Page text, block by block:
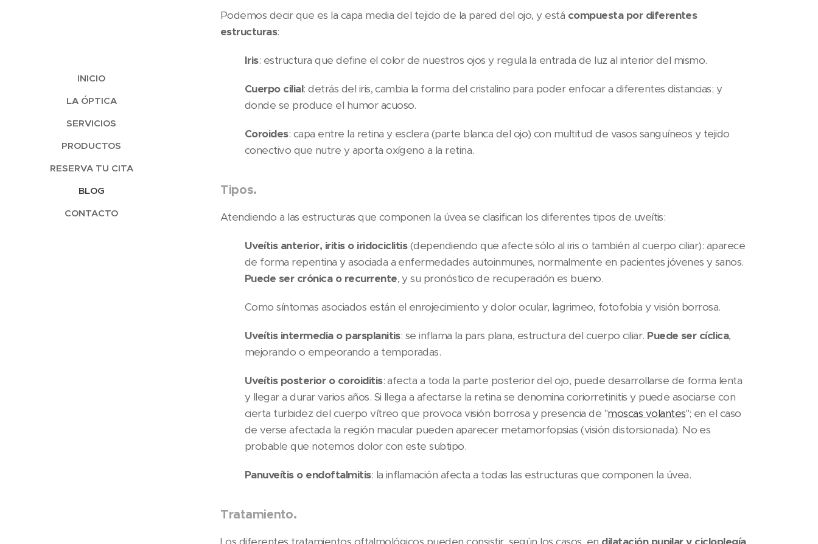
INICIO
LA ÓPTICA
SERVICIOS
PRODUCTOS
RESERVA TU CITA
BLOG
CONTACTO
Podemos decir que es la capa media del tejido de la pared del ojo, y está compuesta por diferentes
estructuras:
Iris: estructura que define el color de nuestros ojos y regula la entrada de luz al interior del mismo.
Cuerpo cilial: detrás del iris, cambia la forma del cristalino para poder enfocar a diferentes distancias; y
donde se produce el humor acuoso.
Coroides: capa entre la retina y esclera (parte blanca del ojo) con multitud de vasos sanguíneos y tejido
conectivo que nutre y aporta oxígeno a la retina.
Tipos.
Atendiendo a las estructuras que componen la úvea se clasifican los diferentes tipos de uveítis:
Uveítis anterior, iritis o iridociclitis(dependiendo que afecte sólo al iris o también al cuerpo ciliar): aparece
de forma repentina y asociada a enfermedades autoinmunes, normalmente en pacientes jóvenes y sanos.
Puede ser crónica o recurrente, y su pronóstico de recuperación es bueno.
Como síntomas asociados están el enrojecimiento y dolor ocular, lagrimeo, fotofobia y visión borrosa.
Uveítis intermedia o parsplanitis: se inflama la pars plana, estructura del cuerpo ciliar. Puede ser cíclica,
mejorando o empeorando a temporadas.
Uveítis posterior o coroiditis: afecta a toda la parte posterior del ojo, puede desarrollarse de forma lenta
y llegar a durar varios años. Si llega a afectarse la retina se denomina coriorretinitis y puede asociarse con
cierta turbidez del cuerpo vítreo que provoca visión borrosa y presencia de "moscas volantes"; en el caso
de verse afectada la región macular pueden aparecer metamorfopsias (visión distorsionada). No es
probable que notemos dolor con este subtipo.
Panuveítis o endoftalmitis: la inflamación afecta a todas las estructuras que componen la úvea.
Tratamiento.